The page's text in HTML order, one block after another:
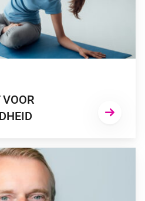
JE MET EEN DUURZAME